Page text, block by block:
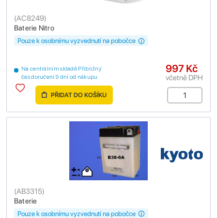
Baterie Nitro
(AC8249)
Na centrálním skladě Přibližný
čas doručení 9 dní od nákupu
Pouze k osobnímu vyzvednutí na pobočce
997 Kč
včetně DPH
PŘIDAT DO KOŠÍKU
Baterie
(AB3315)
Pouze k osobnímu vyzvednutí na pobočce